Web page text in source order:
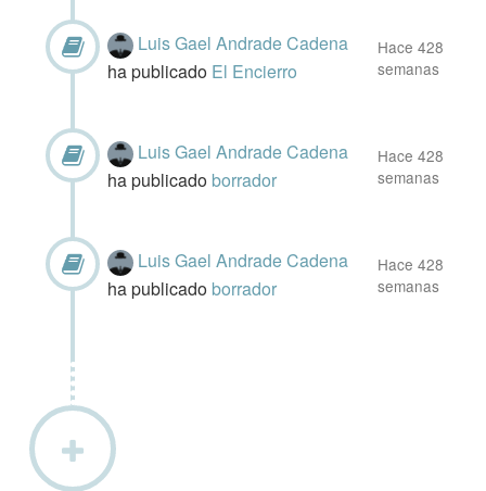
Luis Gael Andrade Cadena
ha publicado El Encierro
Hace 428
semanas
Luis Gael Andrade Cadena
ha publicado borrador
Hace 428
semanas
Luis Gael Andrade Cadena
ha publicado borrador
Hace 428
semanas